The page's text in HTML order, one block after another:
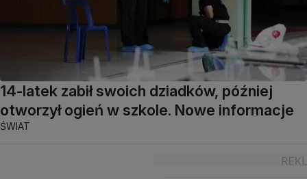
14-latek zabił swoich dziadków, później
otworzył ogień w szkole. Nowe informacje
ŚWIAT